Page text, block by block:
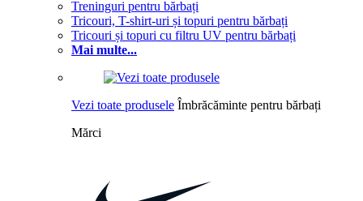
Treninguri pentru bărbați
Tricouri, T-shirt-uri și topuri pentru bărbați
Tricouri și topuri cu filtru UV pentru bărbați
Mai multe...
Vezi toate produsele Îmbrăcăminte pentru bărbați
Mărci